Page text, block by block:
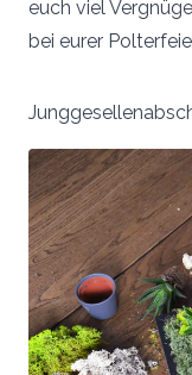
euch viel
bei eurer